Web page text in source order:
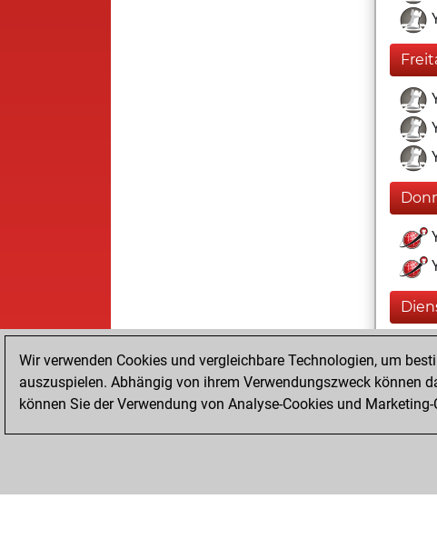
Wir verwenden Cookies und vergleichbare Technologien, um
auszuspielen. Abhängig von ihrem Verwendungszweck können
können Sie der Verwendung von Analyse-Cookies und